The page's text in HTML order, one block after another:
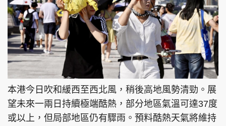
本港今日吹和緩西至西北風，稍後高地風勢清勁。展
望未來一兩日持續極端酷熱，部分地區氣溫可達37度
或以上，但局部地區仍有驟雨。預料酷熱天氣將維持